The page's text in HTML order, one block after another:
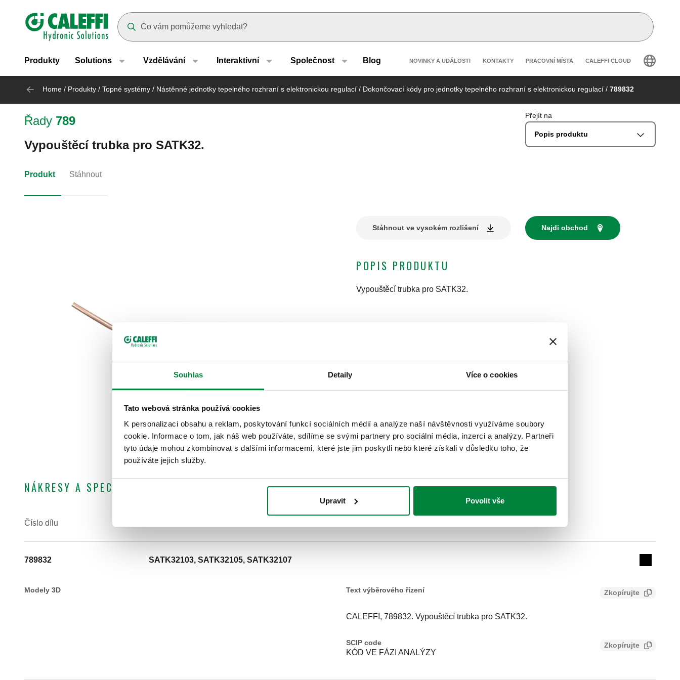
Souhlas Detaily Více o cookies
Tato webová stránka používá cookies
K personalizaci obsahu a reklam, poskytování funkcí sociálních médií a analýze naší návštěvnosti využíváme soubory
cookie. Informace o tom, jak náš web používáte, sdílíme se svými partnery pro sociální média, inzerci a analýzy. Partneři
tyto údaje mohou zkombinovat s dalšími informacemi, které jste jim poskytli nebo které získali v důsledku toho, že
používáte jejich služby.
Upravit Povolit vše
Header main navigation
Produkty Solutions Vzdělávání Interaktivní Společnost Blog Header secondary navigation
NOVINKY A UDÁLOSTI KONTAKTY PRACOVNÍ MÍSTA CALEFFI CLOUD
Home / Produkty / Topné systémy / Nástěnné jednotky tepelného rozhraní s elektronickou regulací / Dokončovací kódy pro jednotky tepelného rozhraní s elektronickou regulací / 789832
Řady 789
Vypouštěcí trubka pro SATK32.
Přejít na
Popis produktu
Produkt Stáhnout
Stáhnout ve vysokém rozlišení Najdi obchod
POPIS PRODUKTU
Vypouštěcí trubka pro SATK32.
NÁKRESY A SPECIFIKACE
Číslo dílu
789832 SATK32103, SATK32105, SATK32107
Collapse
Modely 3D Text výběrového řízení Zkopírujte
CALEFFI, 789832. Vypouštěcí trubka pro SATK32.
SCIP code
KÓD VE FÁZI ANALÝZY
Zkopírujte